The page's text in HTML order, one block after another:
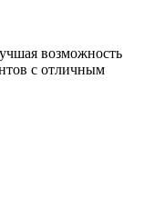
возможность
с отличным